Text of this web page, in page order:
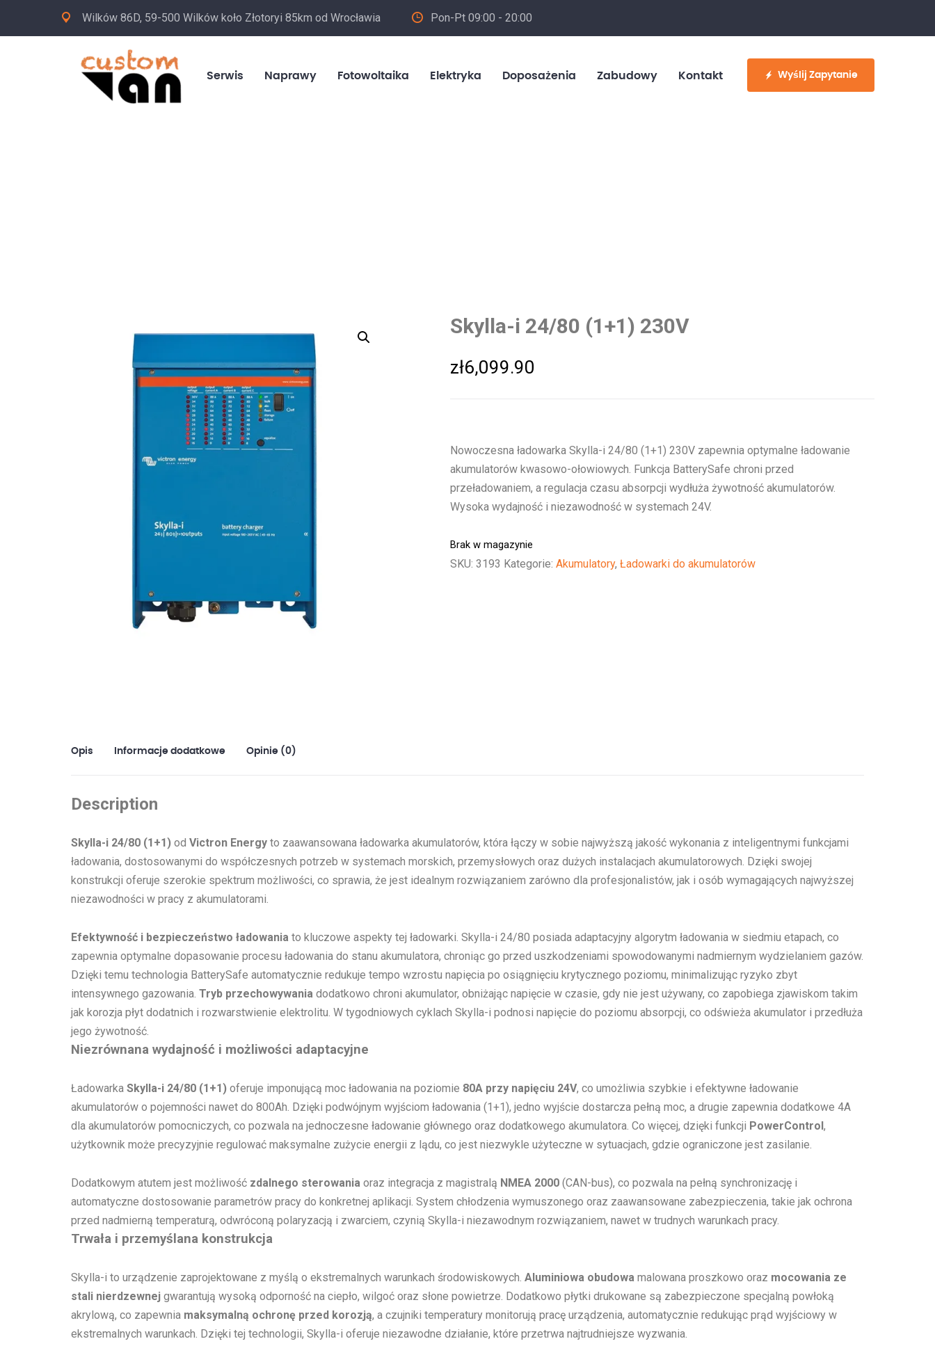
Wilków 86D, 59-500 Wilków koło Złotoryi 85km od Wrocławia Pon-Pt 09:00 - 20:00
530 886 214
Serwis Naprawy Fotowoltaika Elektryka Doposażenia Zabudowy Kontakt Wyślij Zapytanie
Skylla-i 24/80 (1+1) 230V
zł6,099.90
Nowoczesna ładowarka Skylla-i 24/80 (1+1) 230V zapewnia optymalne ładowanie
akumulatorów kwasowo-ołowiowych. Funkcja BatterySafe chroni przed
przeładowaniem, a regulacja czasu absorpcji wydłuża żywotność akumulatorów.
Wysoka wydajność i niezawodność w systemach 24V.
Brak w magazynie
SKU: 3193 Kategorie: Akumulatory, Ładowarki do akumulatorów
Opis Informacje dodatkowe Opinie (0)
Description
Skylla-i 24/80 (1+1) od Victron Energy to zaawansowana ładowarka akumulatorów, która łączy w sobie najwyższą jakość wykonania z inteligentnymi funkcjami
ładowania, dostosowanymi do współczesnych potrzeb w systemach morskich, przemysłowych oraz dużych instalacjach akumulatorowych. Dzięki swojej
konstrukcji oferuje szerokie spektrum możliwości, co sprawia, że jest idealnym rozwiązaniem zarówno dla profesjonalistów, jak i osób wymagających najwyższej
niezawodności w pracy z akumulatorami.
Efektywność i bezpieczeństwo ładowania to kluczowe aspekty tej ładowarki. Skylla-i 24/80 posiada adaptacyjny algorytm ładowania w siedmiu etapach, co
zapewnia optymalne dopasowanie procesu ładowania do stanu akumulatora, chroniąc go przed uszkodzeniami spowodowanymi nadmiernym wydzielaniem gazów.
Dzięki temu technologia BatterySafe automatycznie redukuje tempo wzrostu napięcia po osiągnięciu krytycznego poziomu, minimalizując ryzyko zbyt
intensywnego gazowania. Tryb przechowywania dodatkowo chroni akumulator, obniżając napięcie w czasie, gdy nie jest używany, co zapobiega zjawiskom takim
jak korozja płyt dodatnich i rozwarstwienie elektrolitu. W tygodniowych cyklach Skylla-i podnosi napięcie do poziomu absorpcji, co odświeża akumulator i przedłuża
jego żywotność.
Niezrównana wydajność i możliwości adaptacyjne
Ładowarka Skylla-i 24/80 (1+1) oferuje imponującą moc ładowania na poziomie 80A przy napięciu 24V, co umożliwia szybkie i efektywne ładowanie
akumulatorów o pojemności nawet do 800Ah. Dzięki podwójnym wyjściom ładowania (1+1), jedno wyjście dostarcza pełną moc, a drugie zapewnia dodatkowe 4A
dla akumulatorów pomocniczych, co pozwala na jednoczesne ładowanie głównego oraz dodatkowego akumulatora. Co więcej, dzięki funkcji PowerControl,
użytkownik może precyzyjnie regulować maksymalne zużycie energii z lądu, co jest niezwykle użyteczne w sytuacjach, gdzie ograniczone jest zasilanie.
Dodatkowym atutem jest możliwość zdalnego sterowania oraz integracja z magistralą NMEA 2000 (CAN-bus), co pozwala na pełną synchronizację i
automatyczne dostosowanie parametrów pracy do konkretnej aplikacji. System chłodzenia wymuszonego oraz zaawansowane zabezpieczenia, takie jak ochrona
przed nadmierną temperaturą, odwróconą polaryzacją i zwarciem, czynią Skylla-i niezawodnym rozwiązaniem, nawet w trudnych warunkach pracy.
Trwała i przemyślana konstrukcja
Skylla-i to urządzenie zaprojektowane z myślą o ekstremalnych warunkach środowiskowych. Aluminiowa obudowa malowana proszkowo oraz mocowania ze
stali nierdzewnej gwarantują wysoką odporność na ciepło, wilgoć oraz słone powietrze. Dodatkowo płytki drukowane są zabezpieczone specjalną powłoką
akrylową, co zapewnia maksymalną ochronę przed korozją, a czujniki temperatury monitorują pracę urządzenia, automatycznie redukując prąd wyjściowy w
ekstremalnych warunkach. Dzięki tej technologii, Skylla-i oferuje niezawodne działanie, które przetrwa najtrudniejsze wyzwania.